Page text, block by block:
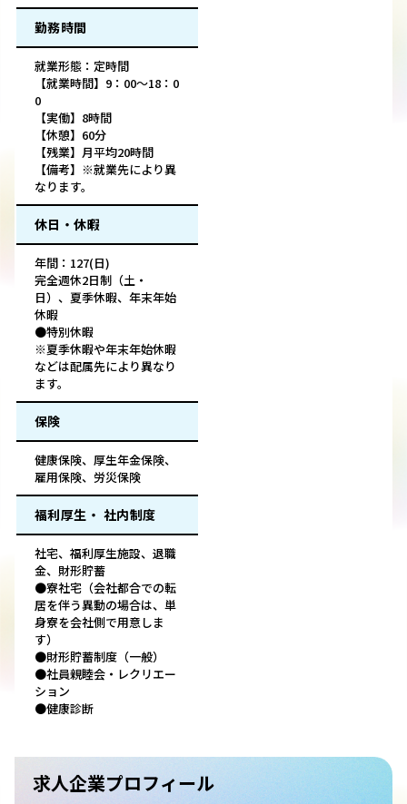
勤務時間
就業形態：定時間
【就業時間】9：00～18：0
0
【実働】8時間
【休憩】60分
【残業】月平均20時間
【備考】※就業先により異
なります。
休日・休暇
年間：127(日)
完全週休2日制（土・
日）、夏季休暇、年末年始
休暇
●特別休暇
※夏季休暇や年末年始休暇
などは配属先により異なり
ます。
保険
健康保険、厚生年金保険、
雇用保険、労災保険
福利厚生・ 社内制度
社宅、福利厚生施設、退職
金、財形貯蓄
●寮社宅（会社都合での転
居を伴う異動の場合は、単
身寮を会社側で用意しま
す）
●財形貯蓄制度（一般）
●社員親睦会・レクリエー
ション
●健康診断
求人企業プロフィール